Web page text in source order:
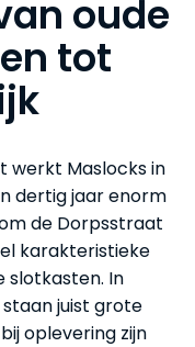
oude
tot
werkt Maslocks in
dertig jaar enorm
de Dorpsstraat
karakteristieke
slotkasten. In
juist grote
oplevering zijn